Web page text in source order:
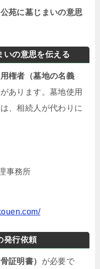
苑に墓じまいの意思
いの意思を伝える
権者（墓地の名義
あります。墓地使用
、相続人が代わりに
事務所
発行依頼
証明書） が必要で